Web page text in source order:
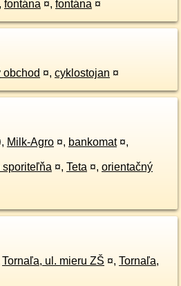
, fontána ¤, fontána ¤
obchod ¤, cyklostojan ¤
, Milk-Agro ¤, bankomat ¤,
sporiteľňa ¤, Teta ¤, orientačný
Tornaľa, ul. mieru ZŠ ¤, Tornaľa,